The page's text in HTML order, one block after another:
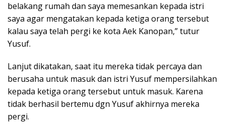
belakang rumah dan saya memesankan kepada istri
saya agar mengatakan kepada ketiga orang tersebut
kalau saya telah pergi ke kota Aek Kanopan,” tutur
Yusuf.
Lanjut dikatakan, saat itu mereka tidak percaya dan
berusaha untuk masuk dan istri Yusuf mempersilahkan
kepada ketiga orang tersebut untuk masuk. Karena
tidak berhasil bertemu dgn Yusuf akhirnya mereka
pergi.